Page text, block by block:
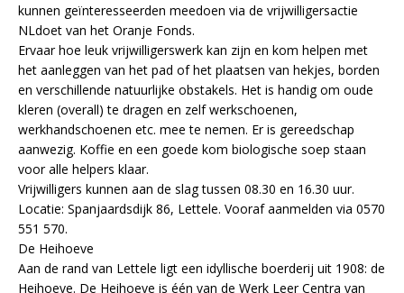
kunnen geïnteresseerden meedoen via de vrijwilligersactie
NLdoet van het Oranje Fonds.
Ervaar hoe leuk vrijwilligerswerk kan zijn en kom helpen met
het aanleggen van het pad of het plaatsen van hekjes, borden
en verschillende natuurlijke obstakels. Het is handig om oude
kleren (overall) te dragen en zelf werkschoenen,
werkhandschoenen etc. mee te nemen. Er is gereedschap
aanwezig. Koffie en een goede kom biologische soep staan
voor alle helpers klaar.
Vrijwilligers kunnen aan de slag tussen 08.30 en 16.30 uur.
Locatie: Spanjaardsdijk 86, Lettele. Vooraf aanmelden via 0570
551 570.
De Heihoeve
Aan de rand van Lettele ligt een idyllische boerderij uit 1908: de
Heihoeve. De Heihoeve is één van de Werk Leer Centra van